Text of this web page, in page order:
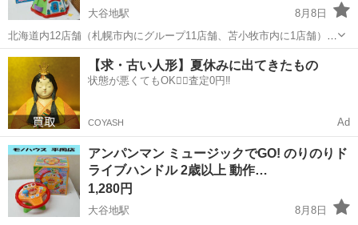
大谷地駅
8月8日
北海道内12店舗（札幌市内にグループ11店舗、苫小牧市内に1店舗）
Used Goods Market ★ユーズドグッズマーケット★ 総合リサイクルシ
ョップ アウトレットモノハウス平岡店です。 -------...
北海道 札幌市 大谷地駅 おもちゃ 店舗
【求・古い人形】夏休みに出てきたもの
状態が悪くてもOK🙆‍♀️査定0円‼️
COYASH Ad
アンパンマン ミュージックでGO! のりのりド
ライブハンドル 2歳以上 動作…
1,280円
大谷地駅
8月8日